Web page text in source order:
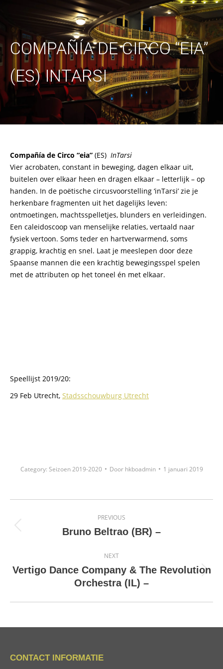
COMPAÑÍA DE CIRCO “EIA”
(ES) INTARSI
Compañía de Circo “eia” (ES) InTarsi
Vier acrobaten, constant in beweging, dagen elkaar uit,
buitelen over elkaar heen en dragen elkaar – letterlijk – op
handen. In de poëtische circusvoorstelling ‘inTarsi’ zie je
herkenbare fragmenten uit het dagelijks leven:
ontmoetingen, machtsspelletjes, blunders en verleidingen.
Een caleidoscoop van menselijke relaties, vertaald naar
fysiek vertoon. Soms teder en hartverwarmend, soms
grappig, krachtig en snel. Laat je meeslepen door deze
Spaanse mannen die een krachtig bewegingsspel spelen
met de attributen op het toneel én met elkaar.
Speellijst 2019/20:
29 Feb Utrecht, Stadsschouwburg Utrecht
Category: Seizoen 2019-2020 Door hkboadmin 1 januari 2019
navigation
PREVIOUS
Previous
Bruno Beltrao (BR) –
NEXT
Next
project:
Vertigo Dance Company & The Revolution
Orchestra (IL) –
CONTACT INFORMATIE